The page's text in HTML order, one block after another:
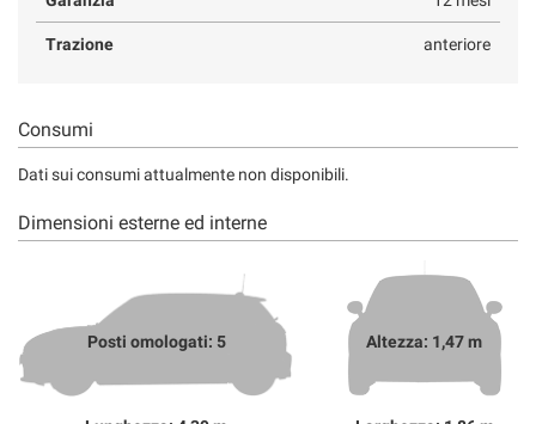
Trazione anteriore
Consumi
Dati sui consumi attualmente non disponibili.
Dimensioni esterne ed interne
Posti omologati: 5 Altezza: 1,47 m